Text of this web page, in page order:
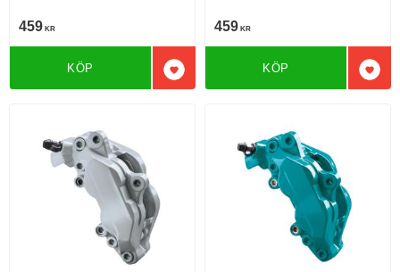
synas
459 KR
Lägg till i favoriter
KÖP
mycket populär
459 KR
KÖP